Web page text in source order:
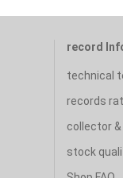
record
technical
records
collector
stock